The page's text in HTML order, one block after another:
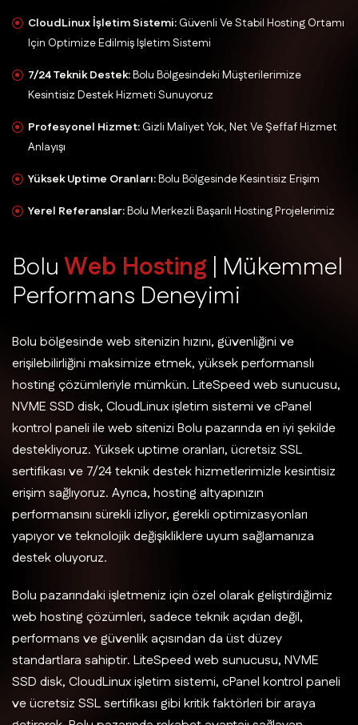
CloudLinux İşletim Sistemi: Güvenli Ve Stabil Hosting Ortamı
Için Optimize Edilmiş Işletim Sistemi
7/24 Teknik Destek:Bolu Bölgesindeki Müşterilerimize
Kesintisiz Destek Hizmeti Sunuyoruz
Profesyonel Hizmet: Gizli Maliyet Yok, Net Ve Şeffaf Hizmet
Anlayışı
Yüksek Uptime Oranları:Bolu Bölgesinde Kesintisiz Erişim
Yerel Referanslar:Bolu Merkezli Başarılı Hosting Projelerimiz
BoluWeb Hosting | Mükemmel
Performans Deneyimi
Bolu bölgesinde web sitenizin hızını, güvenliğini ve
erişilebilirliğini maksimize etmek, yüksek performanslı
hosting çözümleriyle mümkün. LiteSpeed web sunucusu,
NVME SSD disk, CloudLinux işletim sistemi ve cPanel
kontrol paneli ile web sitenizi Bolu pazarında en iyi şekilde
destekliyoruz. Yüksek uptime oranları, ücretsiz SSL
sertifikası ve 7/24 teknik destek hizmetlerimizle kesintisiz
erişim sağlıyoruz. Ayrıca, hosting altyapınızın
performansını sürekli izliyor, gerekli optimizasyonları
yapıyor ve teknolojik değişikliklere uyum sağlamanıza
destek oluyoruz.
Bolu pazarındaki işletmeniz için özel olarak geliştirdiğimiz
web hosting çözümleri, sadece teknik açıdan değil,
performans ve güvenlik açısından da üst düzey
standartlara sahiptir. LiteSpeed web sunucusu, NVME
SSD disk, CloudLinux işletim sistemi, cPanel kontrol paneli
ve ücretsiz SSL sertifikası gibi kritik faktörleri bir araya